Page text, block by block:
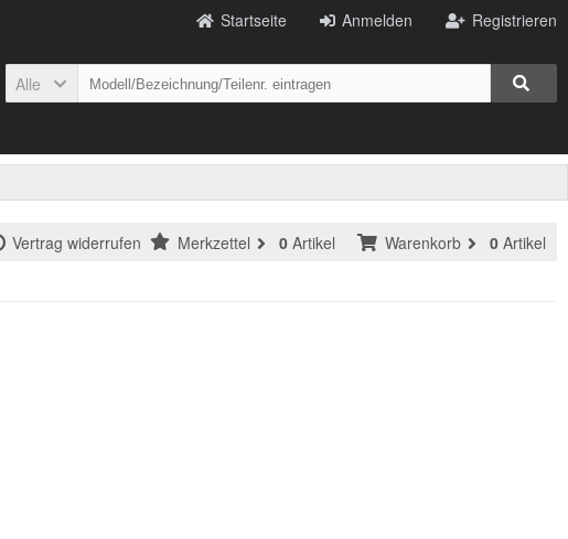
Registrieren
Anmelden
Startseite
Alle
Warenkorb 0 Artikel
Vertrag widerrufen Merkzettel 0 Artikel